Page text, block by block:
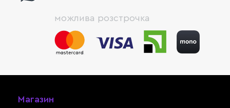
можлива розстрочка
Магазин